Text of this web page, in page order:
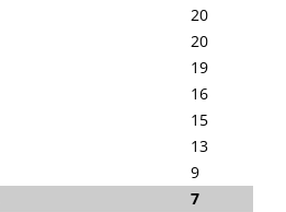
20
20
19
16
15
13
9
7